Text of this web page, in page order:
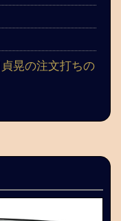
晃の注文打ちの